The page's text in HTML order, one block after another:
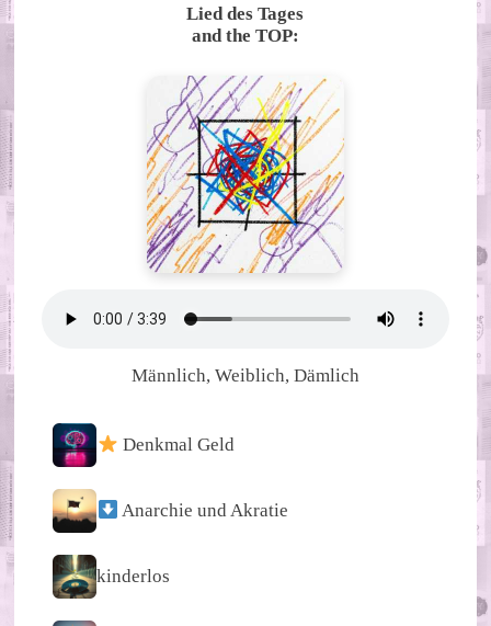
Lied des Tages
and the TOP:
Männlich, Weiblich, Dämlich
Denkmal Geld
Anarchie und Akratie
kinderlos